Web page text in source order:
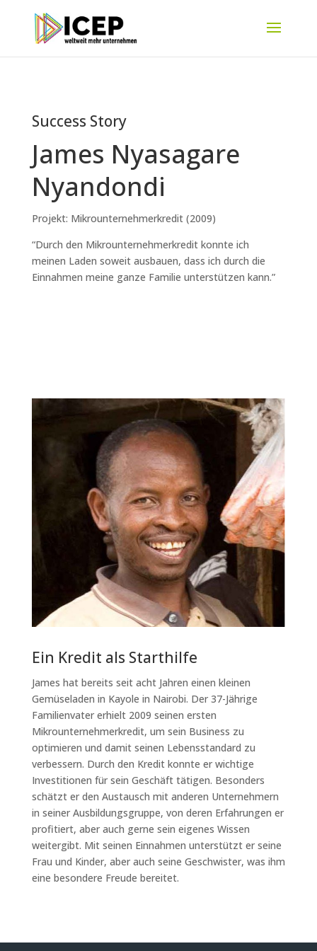
Success Story
James Nyasagare
Nyandondi
Projekt: Mikrounternehmerkredit (2009)
“Durch den Mikrounternehmerkredit konnte ich
meinen Laden soweit ausbauen, dass ich durch die
Einnahmen meine ganze Familie unterstützen kann.”
Ein Kredit als Starthilfe
James hat bereits seit acht Jahren einen kleinen
Gemüseladen in Kayole in Nairobi. Der 37-Jährige
Familienvater erhielt 2009 seinen ersten
Mikrounternehmerkredit, um sein Business zu
optimieren und damit seinen Lebensstandard zu
verbessern. Durch den Kredit konnte er wichtige
Investitionen für sein Geschäft tätigen. Besonders
schätzt er den Austausch mit anderen Unternehmern
in seiner Ausbildungsgruppe, von deren Erfahrungen er
profitiert, aber auch gerne sein eigenes Wissen
weitergibt. Mit seinen Einnahmen unterstützt er seine
Frau und Kinder, aber auch seine Geschwister, was ihm
eine besondere Freude bereitet.